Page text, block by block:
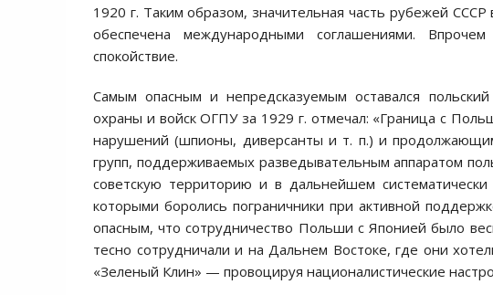
1920 г. Таким образом, значительная часть рубежей
обеспечена международными соглашениями.
спокойствие.
Самым опасным и непредсказуемым оставался
охраны и войск ОГПУ за 1929 г. отмечал: «Граница с
нарушений (шпионы, диверсанты и т. п.) и
групп, поддерживаемых разведывательным аппаратом
советскую территорию и в дальнейшем
которыми боролись пограничники при активной
опасным, что сотрудничество Польши с Японией было
тесно сотрудничали и на Дальнем Востоке, где они
«Зеленый Клин» — провоцируя националистические